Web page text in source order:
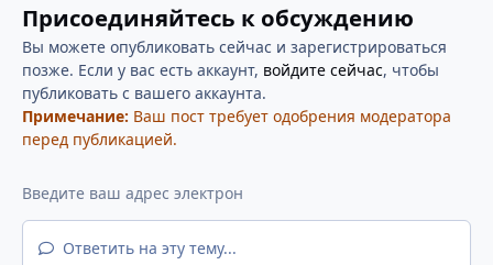
Присоединяйтесь к обсуждению
Вы можете опубликовать сейчас и зарегистрироваться
позже. Если у вас есть аккаунт, войдите сейчас, чтобы
публиковать с вашего аккаунта.
Примечание: Ваш пост требует одобрения модератора
перед публикацией.
Ответить на эту тему...